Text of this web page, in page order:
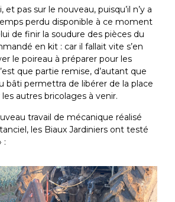
et pas sur le nouveau, puisqu’il n’y a
perdu disponible à ce moment
de finir la soudure des pièces du
en kit : car il fallait vite s’en
le poireau à préparer pour les
que partie remise, d’autant que
bâti permettra de libérer de la place
les autres bricolages à venir.
travail de mécanique réalisé
les Biaux Jardiniers ont testé
: